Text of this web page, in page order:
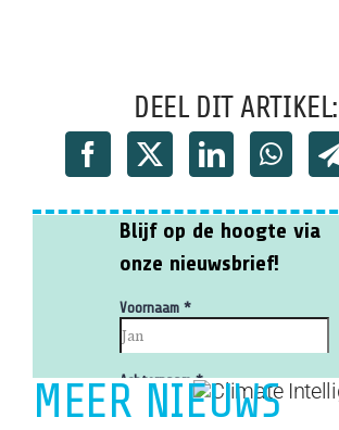
DEEL DIT ARTIKEL:
MEER NIEUWS